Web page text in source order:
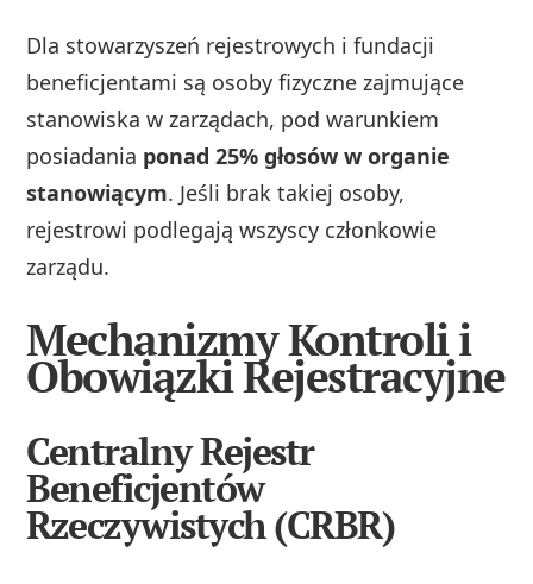
Dla stowarzyszeń rejestrowych i fundacji
beneficjentami są osoby fizyczne zajmujące
stanowiska w zarządach, pod warunkiem
posiadania ponad 25% głosów w organie
stanowiącym. Jeśli brak takiej osoby,
rejestrowi podlegają wszyscy członkowie
zarządu.
Mechanizmy Kontroli i
Obowiązki Rejestracyjne
Centralny Rejestr
Beneficjentów
Rzeczywistych (CRBR)